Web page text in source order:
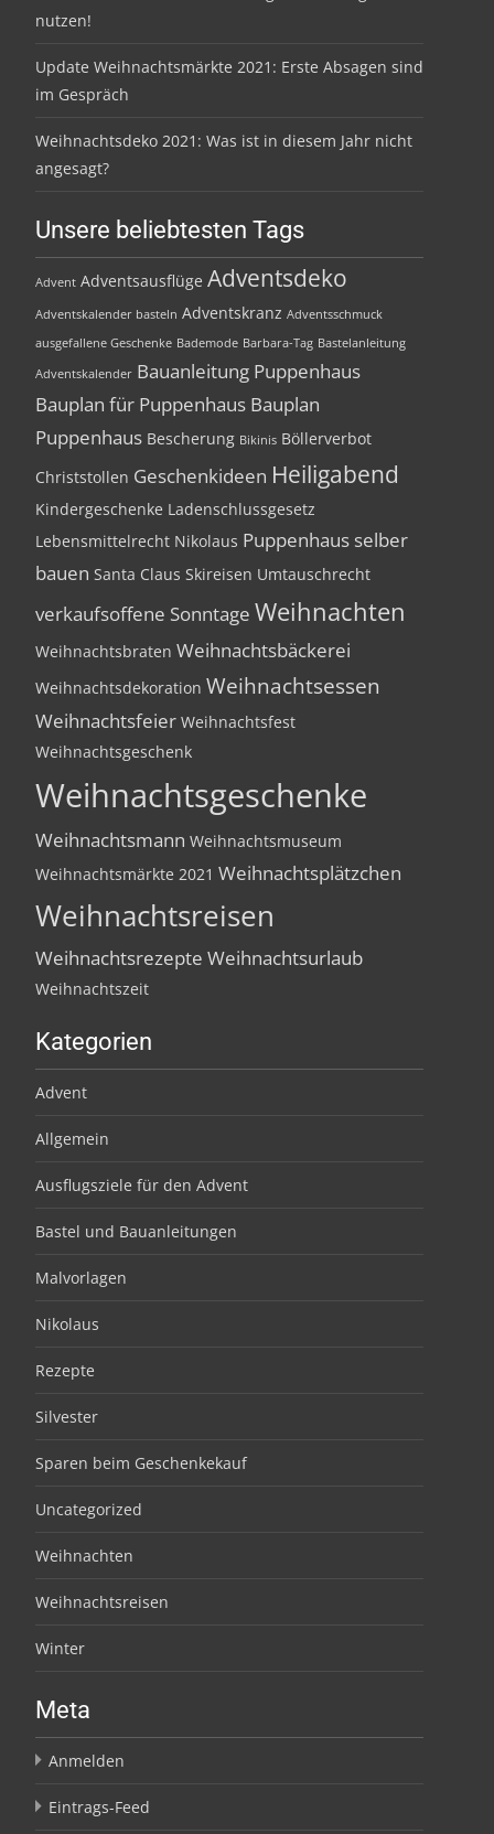
nutzen!
Update Weihnachtsmärkte 2021: Erste Absagen sind
im Gespräch
Weihnachtsdeko 2021: Was ist in diesem Jahr nicht
angesagt?
Unsere beliebtesten Tags
Advent Adventsausflüge Adventsdeko
Adventskalender basteln Adventskranz Adventsschmuck
ausgefallene Geschenke Bademode Barbara-Tag Bastelanleitung
Adventskalender Bauanleitung Puppenhaus
Bauplan für Puppenhaus Bauplan
Puppenhaus Bescherung Bikinis Böllerverbot
Christstollen Geschenkideen Heiligabend
Kindergeschenke Ladenschlussgesetz
Lebensmittelrecht Nikolaus Puppenhaus selber
bauen Santa Claus Skireisen Umtauschrecht
verkaufsoffene Sonntage Weihnachten
Weihnachtsbraten Weihnachtsbäckerei
Weihnachtsdekoration Weihnachtsessen
Weihnachtsfeier Weihnachtsfest
Weihnachtsgeschenk
Weihnachtsgeschenke
Weihnachtsmann Weihnachtsmuseum
Weihnachtsmärkte 2021 Weihnachtsplätzchen
Weihnachtsreisen
Weihnachtsrezepte Weihnachtsurlaub
Weihnachtszeit
Kategorien
Advent
Allgemein
Ausflugsziele für den Advent
Bastel und Bauanleitungen
Malvorlagen
Nikolaus
Rezepte
Silvester
Sparen beim Geschenkekauf
Uncategorized
Weihnachten
Weihnachtsreisen
Winter
Meta
Anmelden
Eintrags-Feed